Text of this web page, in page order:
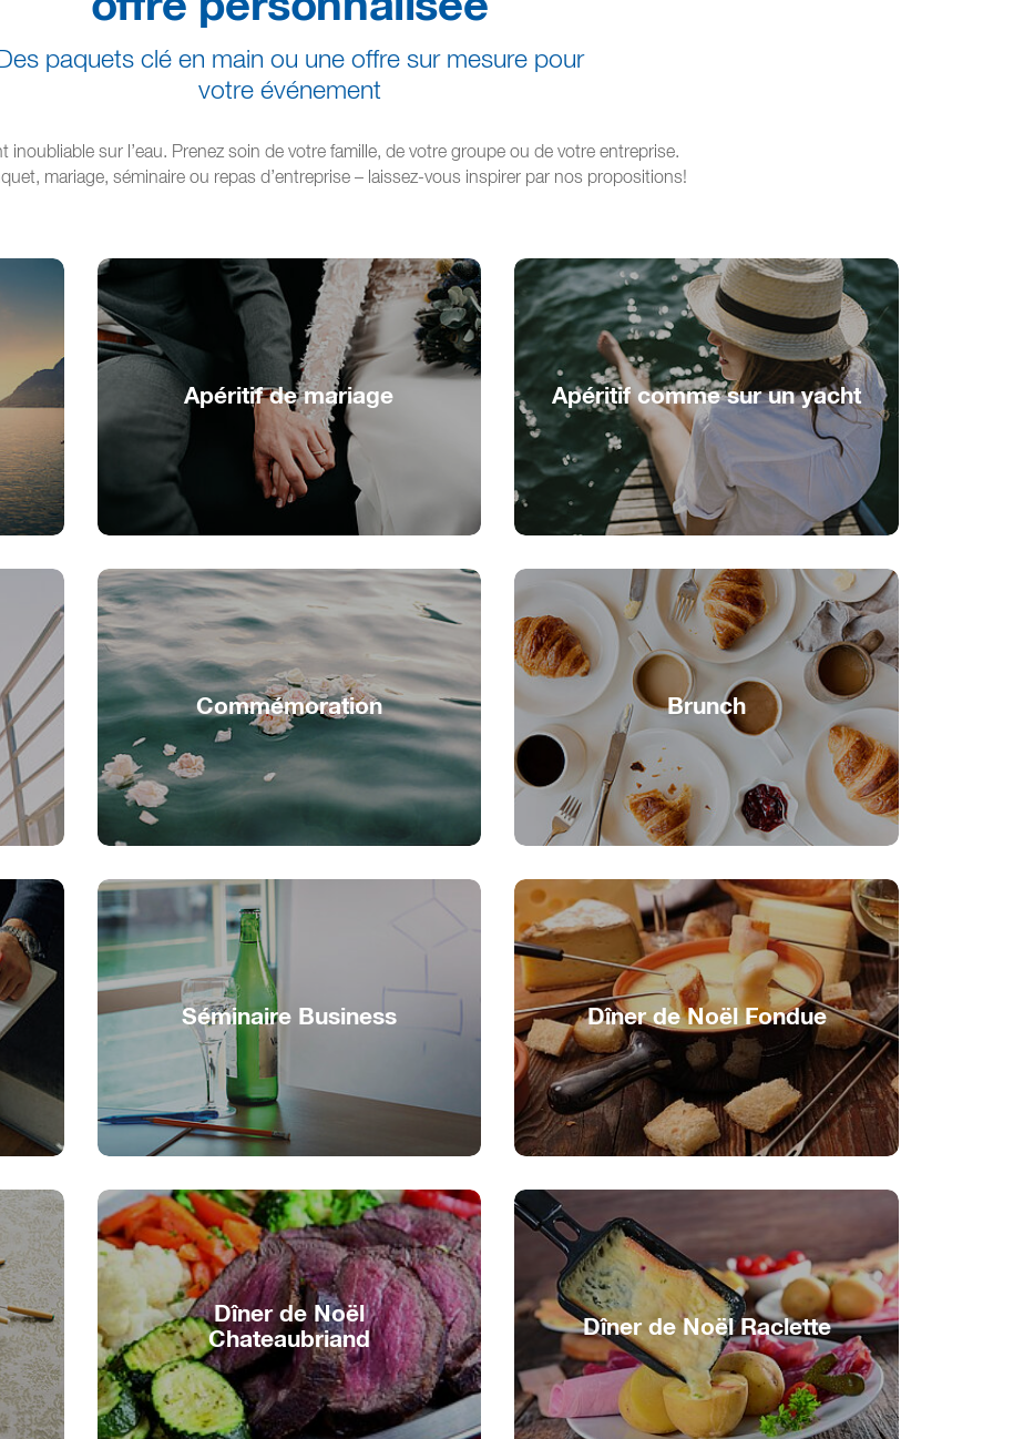
Des paquets clé en main ou une offre sur mesure pour
votre événement
inoubliable sur l’eau. Prenez soin de votre famille, de votre groupe ou de votre entreprise.
mariage, séminaire ou repas d’entreprise – laissez-vous inspirer par nos propositions!
Apéritif de mariage
Apéritif romantique pour jeunes mariés
Apéritif comme sur un yacht
Délicieux moment d'apéro à bord
Commémoration
Un adieu au fil de l'eau
Brunch
Convivial brunch au fil de l'eau
Séminaire Business
Focus et vision sur l'eau
Dîner de Noël Fondue
Louer le Bateau-Fondue
Dîner de Noël
Chateaubriand
Louer le Bateau-Chateaubriand
Dîner de Noël Raclette
Louer le Bateau-Raclette